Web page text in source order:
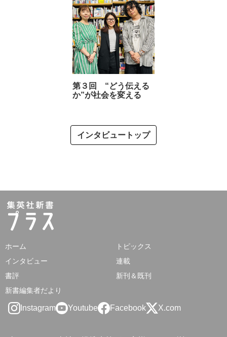
第３回 “どう伝える
か”が社会を変える
インタビュートップ
ホーム
トピックス
インタビュー
連載
書評
新刊＆既刊
新書編集者だより
Instagram Youtube Facebook X.com